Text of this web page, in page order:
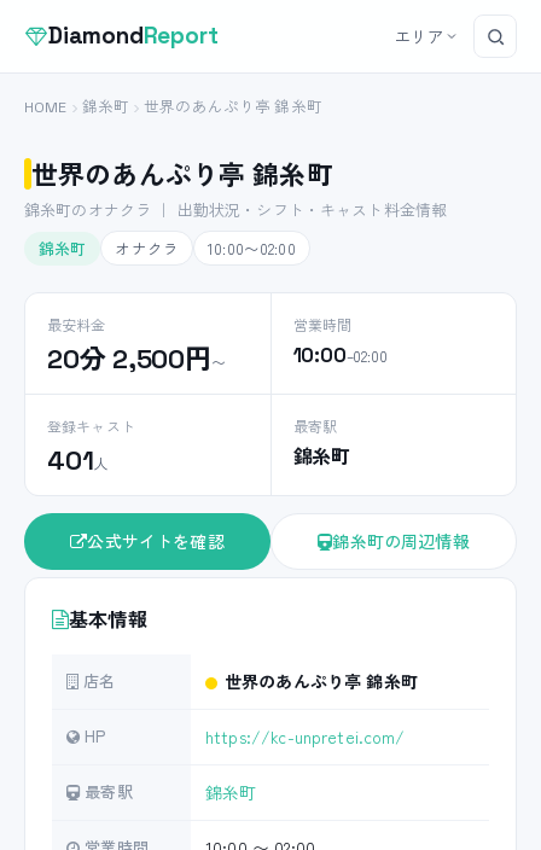
DiamondReport エリア
HOME 錦糸町 世界のあんぷり亭 錦糸町
世界のあんぷり亭 錦糸町
錦糸町のオナクラ ｜ 出勤状況・シフト・キャスト料金情報
錦糸町
オナクラ 10:00〜02:00
最安料金
20分 2,500円〜
営業時間
10:00–02:00
登録キャスト
401人
最寄駅
錦糸町
公式サイトを確認 錦糸町の周辺情報
基本情報
店名 世界のあんぷり亭 錦糸町
HP https://kc-unpretei.com/
最寄駅 錦糸町